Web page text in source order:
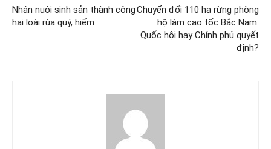
Nhân nuôi sinh sản thành công
hai loài rùa quý, hiếm
Chuyển đổi 110 ha rừng phòng
hộ làm cao tốc Bắc Nam:
Quốc hội hay Chính phủ quyết
định?